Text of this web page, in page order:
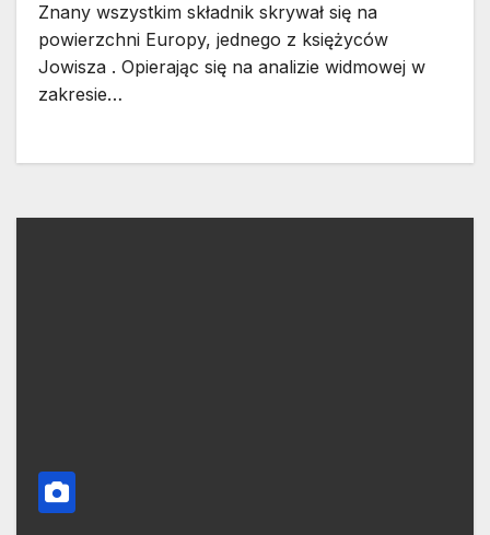
Znany wszystkim składnik skrywał się na
powierzchni Europy, jednego z księżyców
Jowisza . Opierając się na analizie widmowej w
zakresie…